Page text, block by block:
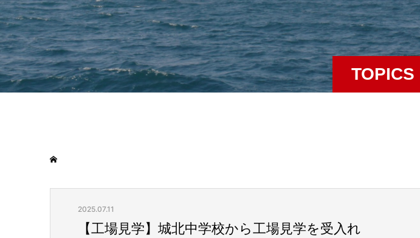
2025.07.11
【工場見学】城北中学校から工場見学を受入れ